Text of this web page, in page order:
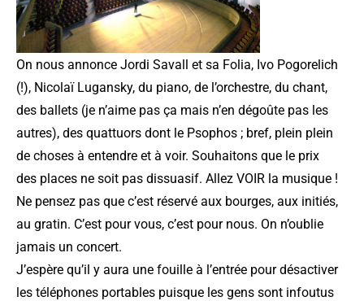
On nous annonce Jordi Savall et sa Folia, Ivo Pogorelich
(!), Nicolaï Lugansky, du piano, de l’orchestre, du chant,
des ballets (je n’aime pas ça mais n’en dégoûte pas les
autres), des quattuors dont le Psophos ; bref, plein plein
de choses à entendre et à voir. Souhaitons que le prix
des places ne soit pas dissuasif. Allez VOIR la musique !
Ne pensez pas que c’est réservé aux bourges, aux initiés,
au gratin. C’est pour vous, c’est pour nous. On n’oublie
jamais un concert.
J’espère qu’il y aura une fouille à l’entrée pour désactiver
les téléphones portables puisque les gens sont infoutus